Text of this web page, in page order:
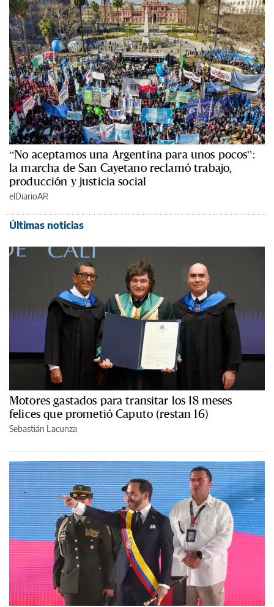
“No aceptamos una Argentina para unos pocos”:
la marcha de San Cayetano reclamó trabajo,
producción y justicia social
elDiarioAR
Últimas noticias
Motores gastados para transitar los 18 meses
felices que prometió Caputo (restan 16)
Sebastián Lacunza